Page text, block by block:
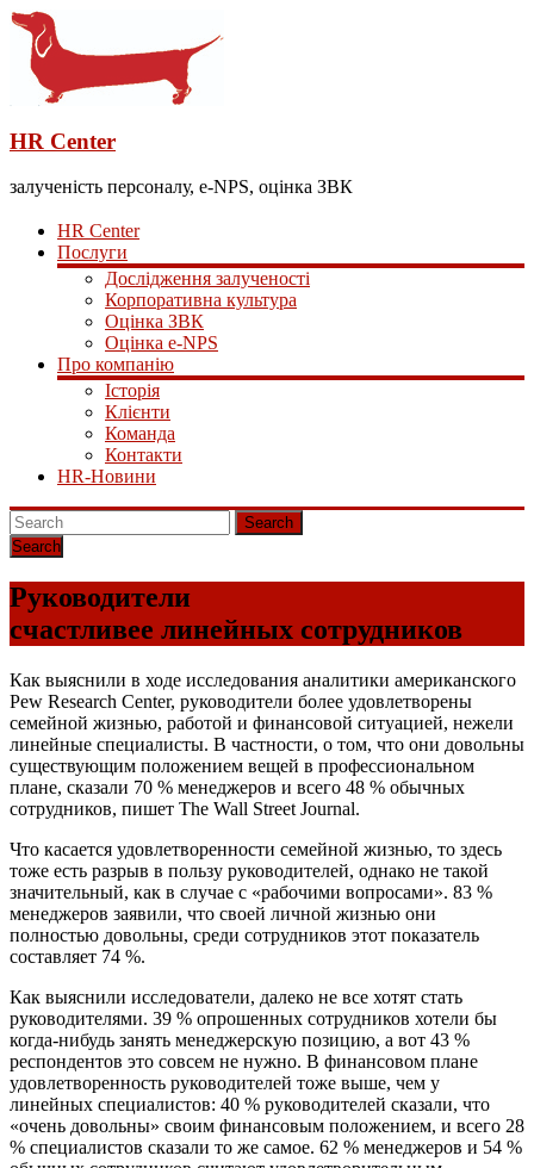
HR Center
залученість персоналу, e-NPS, оцінка ЗВК
HR Center
Послуги
Дослідження залученості
Корпоративна культура
Оцінка ЗВК
Оцінка e-NPS
Про компанію
Історія
Клієнти
Команда
Контакти
HR-Новини
Search
Руководители
счастливее линейных сотрудников
Как выяснили в ходе исследования аналитики американского
Pew Research Center, руководители более удовлетворены
семейной жизнью, работой и финансовой ситуацией, нежели
линейные специалисты. В частности, о том, что они довольны
существующим положением вещей в профессиональном
плане, сказали 70 % менеджеров и всего 48 % обычных
сотрудников, пишет The Wall Street Journal.
Что касается удовлетворенности семейной жи­з­нью, то здесь
тоже есть разрыв в пользу руководителей, однако не такой
значительный, как в случае с «рабочими вопросами». 83 %
менеджеров заявили, что своей личной жизнью они
полностью довольны, среди сотрудников этот показатель
составляет 74 %.
Как выяснили исследователи, далеко не все хотят стать
руководителями. 39 % опрошенных сотрудников хотели бы
когда-нибудь занять менеджерскую позицию, а вот 43 %
респондентов это совсем не нужно. В финансовом плане
удовлетворенность руководителей тоже выше, чем у
линейных специалистов: 40 % руководителей сказали, что
«очень до­вольны» своим финансовым положением, и всего 28
% специалистов сказали то же самое. 62 % менеджеров и 54 %